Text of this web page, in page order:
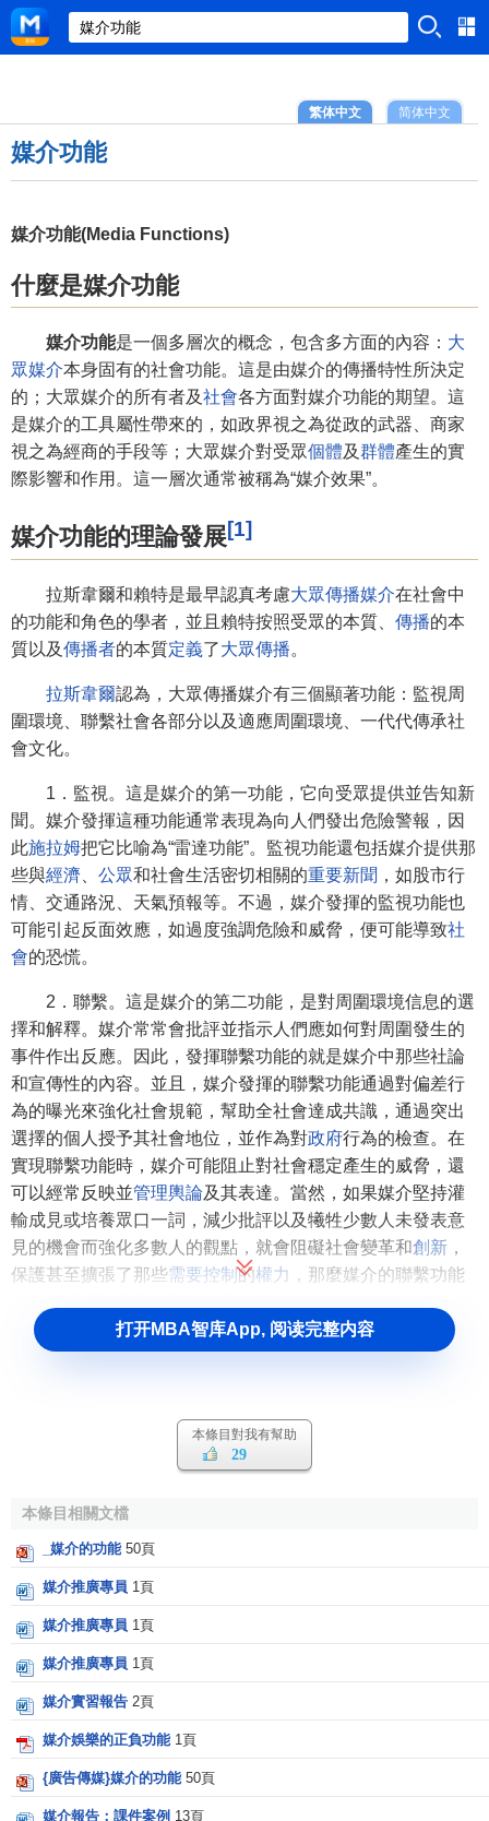
简体中文
繁体中文
媒介功能
媒介功能(Media Functions)
什麼是媒介功能
媒介功能是一個多層次的概念，包含多方面的內容： 大
眾媒介本身固有的社會功能。這是由媒介的傳播特性所決定
的；大眾媒介的所有者及社會各方面對媒介功能的期望。這
是媒介的工具屬性帶來的，如政界視之為從政的武器、商家
視之為經商的手段等；大眾媒介對受眾個體及群體產生的實
際影響和作用。這一層次通常被稱為“媒介效果”。
媒介功能的理論發展[1]
拉斯韋爾和賴特是最早認真考慮大眾傳播媒介在社會中
的功能和角色的學者，並且賴特按照受眾的本質、 傳播的本
質以及傳播者的本質定義了大眾傳播。
拉斯韋爾認為，大眾傳播媒介有三個顯著功能：監視周
圍環境、聯繫社會各部分以及適應周圍環境、一代代傳承社
會文化。
1．監視。這是媒介的第一功能，它向受眾提供並告知新
聞。媒介發揮這種功能通常表現為向人們發出危險警報，因
此施拉姆把它比喻為“雷達功能”。監視功能還包括媒介提供那
些與經濟 公眾和社會生活密切相關的重要新聞 ，如股市行
情、交通路況、天氣預報等。不過，媒介發揮的監視功能也
可能引起反面效應，如過度強調危險和威脅，便可能導致社
會的恐慌。
2．聯繫。這是媒介的第二功能，是對周圍環境信息的選
擇和解釋。媒介常常會批評並指示人們應如何對周圍發生的
事件作出反應。因此，發揮聯繫功能的就是媒介中那些社論
和宣傳性的內容。並且，媒介發揮的聯繫功能通過對偏差行
為的曝光來強化社會規範，幫助全社會達成共識，通過突出
選擇的個人授予其社會地位，並作為對政府行為的檢查。在
實現聯繫功能時，媒介可能阻止對社會穩定產生的威脅，還
可以經常反映並管理輿論及其表達。當然，如果媒介堅持灌
輸成見或培養眾口一詞，減少批評以及犧牲少數人未發表意
見的機會而強化多數人的觀點，就會阻礙社會變革和創新 ，
保護甚至擴張了那些需要控制的權力 ，那麼媒介的聯繫功能
3．傳承社會文化。這是媒介的第三功能，媒介將 信息
緊密地凝聚起來。媒介發揮傳承文化的功能，使個人在開始
之前以及學校教育結束以後都能通過持續的
認同的社會，因而減少了個人對社會的疏離感和漂泊無定的
。不過，有人認為，媒介的非個人化特征，造成了社會
中人的個性喪失，減少了社會中亞文化群的多樣化，使社會
文化過分趨同，造成了
賴特在拉斯韋爾的基礎上，補充了媒介的第四種功能
——娛樂。該功能的目的在於調節身心，給人們提供喘息的
機會和輕鬆的時間。賴特認為，娛樂功能是媒介功能中最為
重要的一種功能，當然，也是最為
而，也有人認為，媒介鼓勵人們逃避現實，毀壞了藝術，降
低了大眾品位，妨礙了人們對真正藝術的欣賞。在當代社
打开MBA智库App, 阅读完整内容
本條目對我有幫助
29
本條目相關文檔
_媒介的功能 50頁
媒介推廣專員 1頁
媒介推廣專員 1頁
媒介推廣專員 1頁
媒介實習報告 2頁
媒介娛樂的正負功能 1頁
{廣告傳媒}媒介的功能 50頁
媒介報告：課件案例 13頁